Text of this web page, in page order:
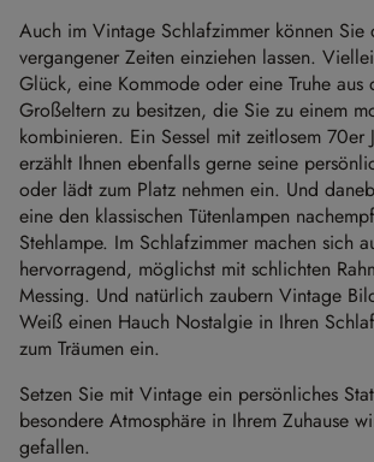
Auch im Vintage Schlafzimmer können Sie
vergangener Zeiten einziehen lassen.
Glück, eine Kommode oder eine Truhe aus
Großeltern zu besitzen, die Sie zu einem
kombinieren. Ein Sessel mit zeitlosem 70er
erzählt Ihnen ebenfalls gerne seine
oder lädt zum Platz nehmen ein. Und
eine den klassischen Tütenlampen
Stehlampe. Im Schlafzimmer machen sich
hervorragend, möglichst mit schlichten
Messing. Und natürlich zaubern Vintage
Weiß einen Hauch Nostalgie in Ihren
zum Träumen ein.
Setzen Sie mit Vintage ein persönliches
besondere Atmosphäre in Ihrem Zuhause
gefallen.